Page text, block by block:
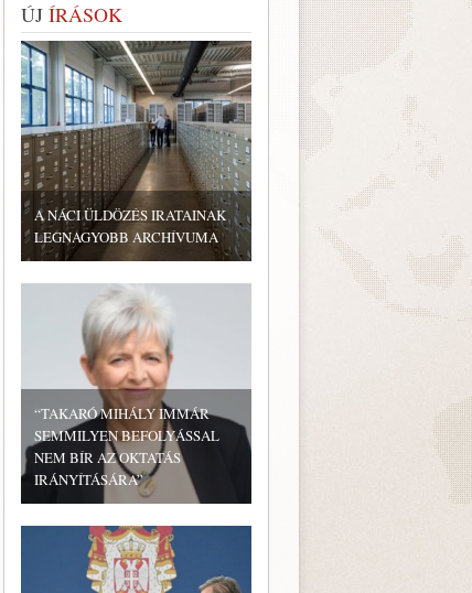
ÚJ ÍRÁSOK
A NÁCI ÜLDÖZÉS IRATAINAK
LEGNAGYOBB ARCHÍVUMA
“TAKARÓ MIHÁLY IMMÁR
SEMMILYEN BEFOLYÁSSAL
NEM BÍR AZ OKTATÁS
IRÁNYÍTÁSÁRA”